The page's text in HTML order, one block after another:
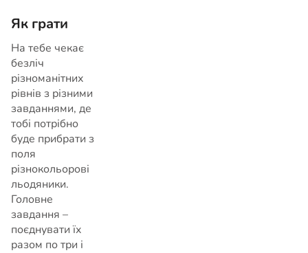
Як грати
На тебе чекає
безліч
різноманітних
рівнів з різними
завданнями, де
тобі потрібно
буде прибрати з
поля
різнокольорові
льодяники.
Головне
завдання –
поєднувати їх
разом по три і